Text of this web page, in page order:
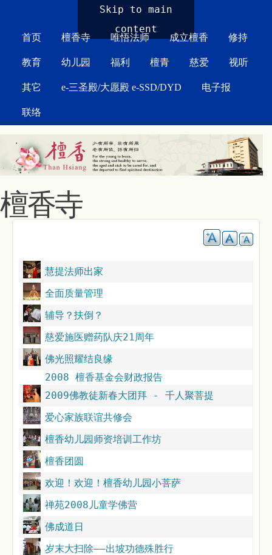
Skip to main
content
首页 檀香寺 唯悟法师 成立檀香 修持
教育 幼儿园 福利 檀青 慈爱 视听
其它 e-三圣殿/大愿殿 e-SSD/DYD 电子报
联络
檀香寺
慧提法师出家
全面质量管理
辅导？扶倒？
慈爱施医赠药队庆21周年
佛光照耀结良缘
2008 檀香基金会财政报告
2009佛教徒新春大团拜 - 千人聚菩提
爱心家族联谊共修会
檀香幼儿园师资培训工作坊
檀香团圆
欢迎！欢迎！檀香幼儿园小菩萨
禅苑2008儿童学佛营
佛成道日
岁末大扫除——出坡功德殊胜行